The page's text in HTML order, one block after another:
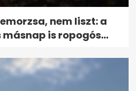
nem liszt: a
is ropogós...